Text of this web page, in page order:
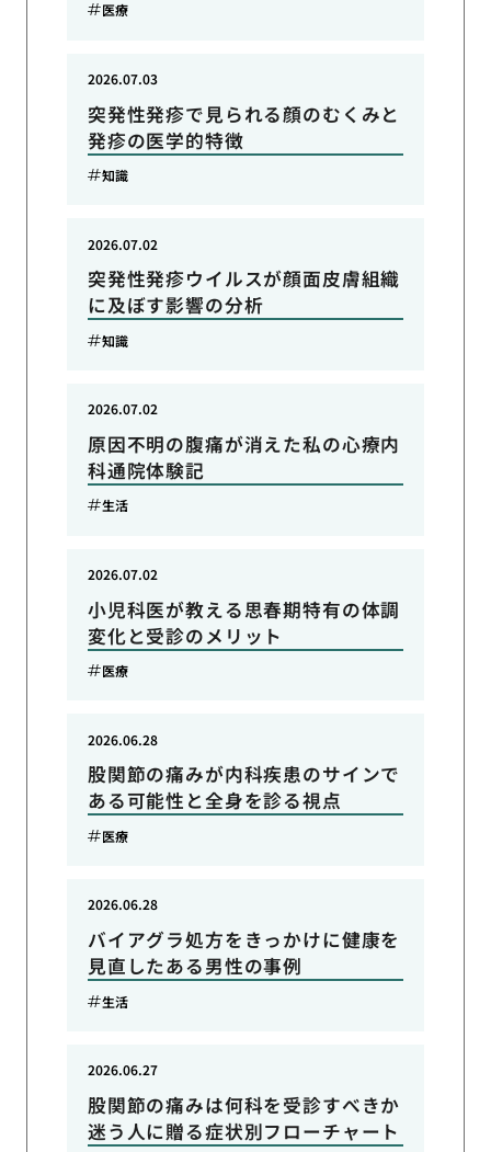
医療
突発性発疹で見られる顔のむくみと
発疹の医学的特徴
2026.07.03
知識
突発性発疹ウイルスが顔面皮膚組織
に及ぼす影響の分析
2026.07.02
知識
原因不明の腹痛が消えた私の心療内
科通院体験記
2026.07.02
生活
小児科医が教える思春期特有の体調
変化と受診のメリット
2026.07.02
医療
股関節の痛みが内科疾患のサインで
ある可能性と全身を診る視点
2026.06.28
医療
バイアグラ処方をきっかけに健康を
見直したある男性の事例
2026.06.28
生活
股関節の痛みは何科を受診すべきか
迷う人に贈る症状別フローチャート
2026.06.27